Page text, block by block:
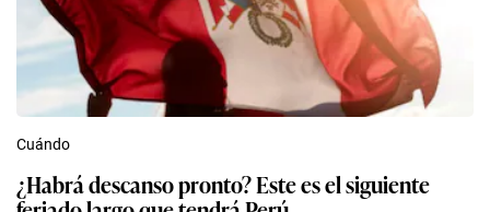
Cuándo
¿Habrá descanso pronto? Este es el siguiente